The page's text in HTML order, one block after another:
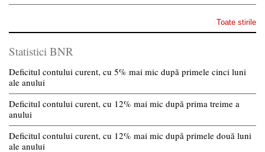
Toate stirile
Statistici BNR
Deficitul contului curent, cu 5% mai mic după primele cinci luni
ale anului
Deficitul contului curent, cu 12% mai mic după prima treime a
anului
Deficitul contului curent, cu 12% mai mic după primele două luni
ale anului